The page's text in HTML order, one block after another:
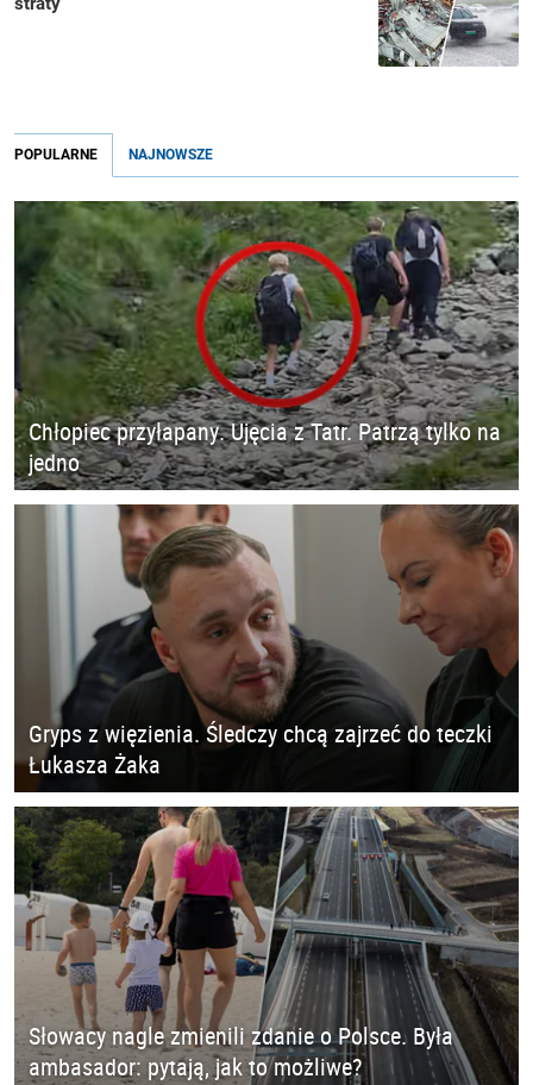
POPULARNE NAJNOWSZE
Chłopiec przyłapany. Ujęcia z Tatr. Patrzą tylko na
jedno
Gryps z więzienia. Śledczy chcą zajrzeć do teczki
Łukasza Żaka
Słowacy nagle zmienili zdanie o Polsce. Była
ambasador: pytają, jak to możliwe?